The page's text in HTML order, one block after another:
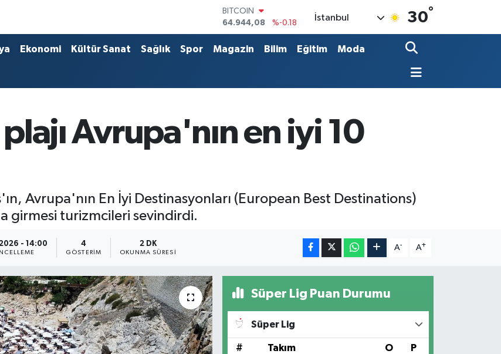
DOLAR
47,7436
%0.18
EURO
55,2510
%0.32
BITCOIN
64.944,08
İstanbul 30°
Ekonomi Kültür Sanat Sağlık Spor Magazin Bilim Eğitim Moda
Avrupa'nın en iyi 10
Avrupa'nın En İyi Destinasyonları (European Best Destinations)
girmesi turizmcileri sevindirdi.
- 14:00 4
GÖSTERIM
2 DK
OKUNMA SÜRESI
A- A+
Süper Lig Puan Durumu
Süper Lig
# Takım O P